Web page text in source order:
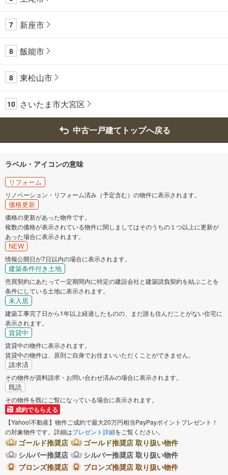
7 新座市
8 飯能市
8 東松山市
10 さいたま市大宮区
中古一戸建てトップへ戻る
ラベル・アイコンの意味
リフォーム
リノベーション・リフォーム済み（予定含む）の物件に表示されます。
価格更新
価格の更新があった物件です。
複数の価格が表示されている物件に関しましてはそのうちの１つ以上に更新が
あった場合に表示されます。
NEW
情報公開日が7日以内の場合に表示されます。
建築条件付き土地
売買契約にあたって一定期間内に特定の建設会社と建築請負契約を結ぶことを
条件にしている土地に表示されます。
未入居
建築工事完了日から1年以上経過したものの、まだ誰も住んだことがない住宅に
表示されます。
賃貸中
賃貸中の物件に表示されます。
賃貸中の物件は、原則ご自身でお住まいいただくことができません。
請求済
その物件が資料請求・お問い合わせ済みの場合に表示されます。
既読
その物件を既にご覧になっている場合に表示されます。
成約でもらえる
【Yahoo!不動産】物件ご成約で最大20万円相当PayPayポイントプレゼント！
の対象物件です。詳細はプレゼント詳細をご覧ください。
ゴールド推奨店
ゴールド推奨店 取り扱い物件
シルバー推奨店
シルバー推奨店 取り扱い物件
ブロンズ推奨店
ブロンズ推奨店 取り扱い物件